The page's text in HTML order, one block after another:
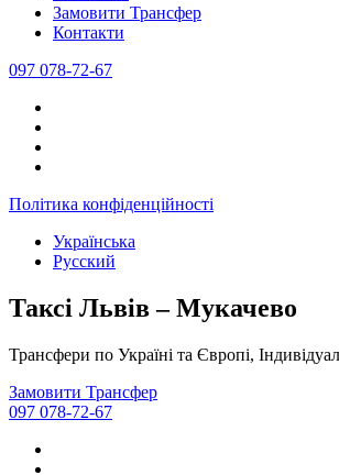
Замовити Трансфер
Контакти
097 078-72-67
Політика конфіденційності
Українська
Русский
Таксі Львів – Мукачево
Трансфери по Україні та Європі,
Замовити Трансфер
097 078-72-67